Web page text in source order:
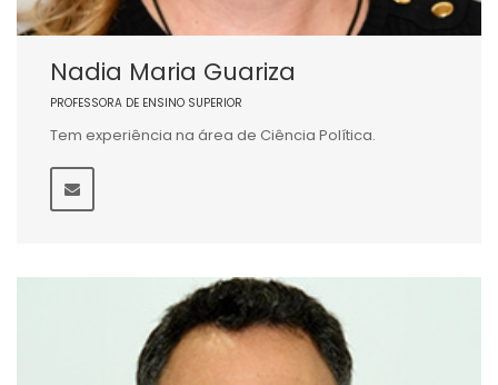
Nadia Maria Guariza
PROFESSORA DE ENSINO SUPERIOR
Tem experiência na área de Ciência Política.